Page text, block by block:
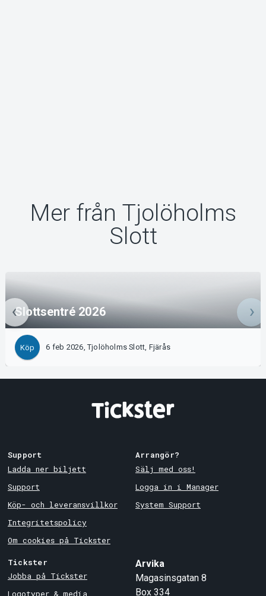
Mer från Tjolöholms
Slott
Slottsentré 2026
Köp 6 feb 2026, Tjolöholms Slott, Fjärås
Support
Ladda ner biljett
Support
Köp- och leveransvillkor
Integritetspolicy
Om cookies på Tickster
Arrangör?
Sälj med oss!
Logga in i Manager
System Support
Tickster
Jobba på Tickster
Logotyper & media
Arvika
Magasinsgatan 8
Box 334